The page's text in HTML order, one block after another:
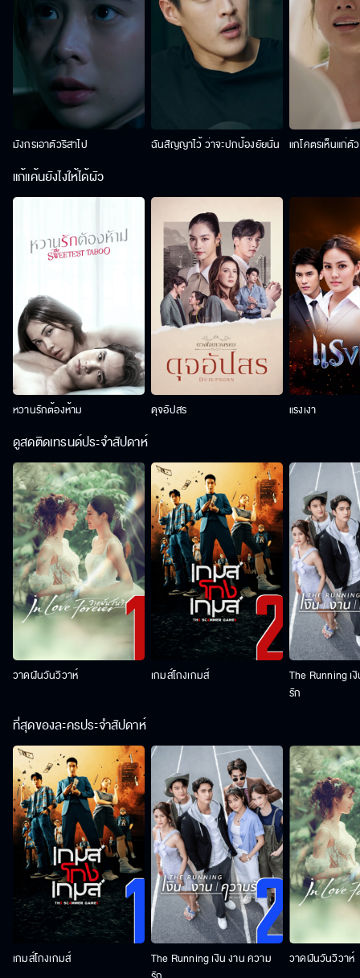
มังกรเอาตัวริสาไป ฉันสัญญาไว้ ว่าจะปกป้องยัยนั่น แกโคตรเห็นแก่ตั
แก้แค้นยังไงให้ได้ผัว
หวานรักต้องห้าม ดุจอัปสร แรงเงา
ดูสดติดเทรนด์ประจำสัปดาห์
วาดฝันวันวิวาห์ เกมส์โกงเกมส์
The Running เ
รัก
ที่สุดของละครประจำสัปดาห์
เกมส์โกงเกมส์
The Running เงิน งาน ความ
วาดฝันวันวิวาห์